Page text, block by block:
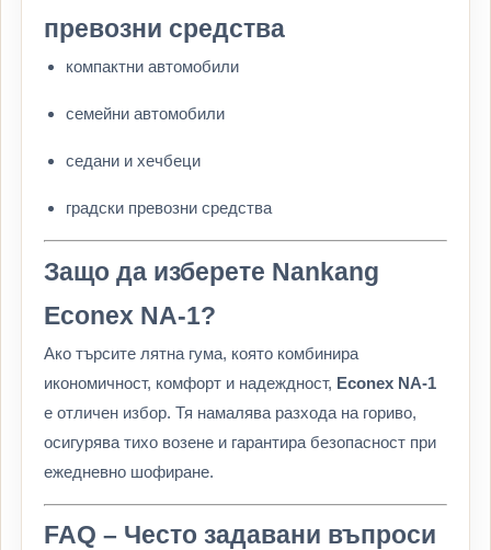
превозни средства
компактни автомобили
семейни автомобили
седани и хечбеци
градски превозни средства
Защо да изберете Nankang
Econex NA-1?
Ако търсите лятна гума, която комбинира
икономичност, комфорт и надеждност, Econex NA-1
е отличен избор. Тя намалява разхода на гориво,
осигурява тихо возене и гарантира безопасност при
ежедневно шофиране.
FAQ – Често задавани въпроси